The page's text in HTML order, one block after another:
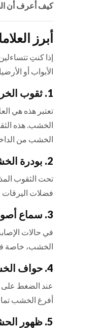
كيف أعرف أن
أبرز
إذا كنتِ
الأبواب أو
1. ثقوب الخروج الصغيرة (Exit Holes)
تعتبر هذه هي
الخشب. هذه
الخشب من
2. بودرة الخشب الناعمة (Bore Dust)
تحت الثقوب
فضلات اليرقات
3. سماع أصوات “نقر” في الليل
في حالات
الخشب، خاصة
4. حواف الخشب الهشة أو المتآكلة
عند الضغط على
أفرغ الخشب
5. ظهور الحشرات البالغة (الخنافس)